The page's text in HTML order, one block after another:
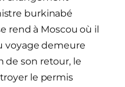
burkinabé
rend à Moscou où il
voyage demeure
de son retour, le
le permis